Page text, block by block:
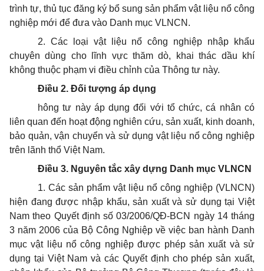
trình tự, thủ tục đăng ký bổ sung sản phẩm vật liệu nổ công
nghiệp mới để đưa vào Danh mục VLNCN.
2. Các loại vật liệu nổ công nghiệp nhập khẩu
chuyên dùng cho lĩnh vực thăm dò, khai thác dầu khí
không thuộc phạm vi điều chỉnh của Thông tư này.
Điều 2. Đối tượng áp dụng
hông tư này áp dụng đối với tổ chức, cá nhân có
liên quan đến hoạt động nghiên cứu, sản xuất, kinh doanh,
bảo quản, vận chuyển và sử dụng vật liệu nổ công nghiệp
trên lãnh thổ Việt Nam.
Điều 3. Nguyên tắc xây dựng Danh mục VLNCN
1. Các sản phẩm vật liệu nổ công nghiệp (VLNCN)
hiện đang được nhập khẩu, sản xuất và sử dụng tại Việt
Nam theo Quyết định số 03/2006/QĐ-BCN ngày 14 tháng
3 năm 2006 của Bộ Công Nghiệp về việc ban hành Danh
mục vật liệu nổ công nghiệp được phép sản xuất và sử
dụng tại Việt Nam và các Quyết định cho phép sản xuất,